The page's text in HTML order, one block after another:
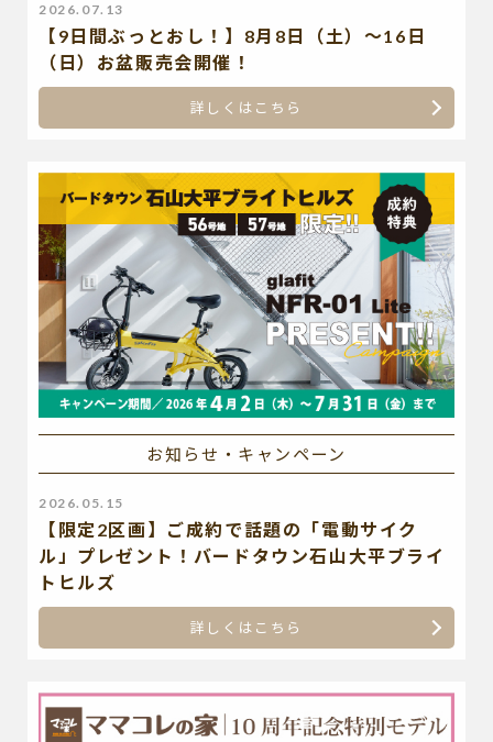
2026.07.13
【9日間ぶっとおし！】8月8日（土）～16日
（日）お盆販売会開催！
詳しくはこちら
お知らせ・キャンペーン
2026.05.15
【限定2区画】ご成約で話題の「電動サイク
ル」プレゼント！バードタウン石山大平ブライ
トヒルズ
詳しくはこちら